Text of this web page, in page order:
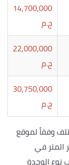
14,700,000
ج.م
22,000,000
ج.م
30,750,000
ج.م
وفقاً لموقع
المتر في
نوع الوحدة